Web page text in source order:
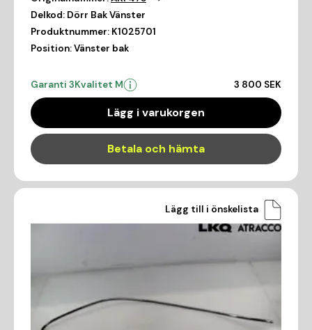
Delkod: Dörr Bak Vänster
Produktnummer: K1025701
Position:Vänster bak
Garanti 3Kvalitet M 3 800 SEK
Lägg i varukorgen
Betala och hämta
Lägg till i önskelista